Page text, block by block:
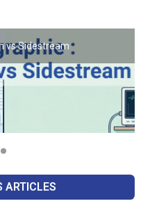
vs Sidestream
ARTICLES